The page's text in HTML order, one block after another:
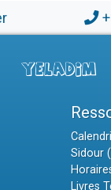
Sidour
Livres